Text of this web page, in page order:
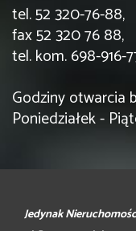
tel. 52 320-76-88,
fax 52 320 76 88,
tel. kom. 698-916-
Godziny otwarcia
Poniedziałek -
Jedynak